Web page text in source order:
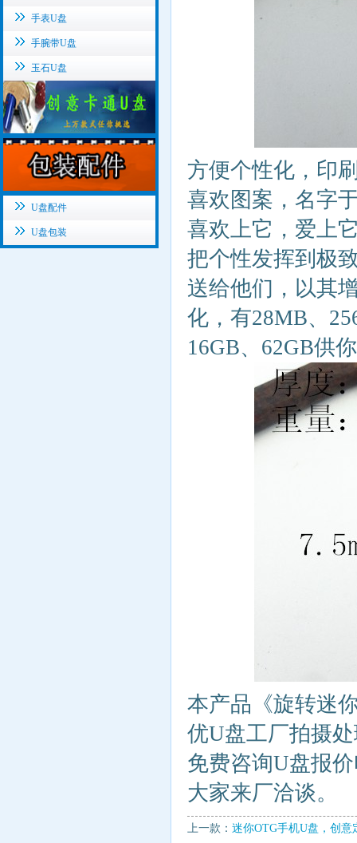
方便个性化，印
喜欢图案，名字
喜欢上它，爱上
把个性发挥到极
送给他们，以其
化，有28MB、
16GB、62GB供
本产品《旋转迷
优U盘工厂拍摄
免费咨询U盘报价
大家来厂洽谈。
上一款： 迷你OTG手机U盘，创意
手表U盘
手腕带U盘
玉石U盘
U盘配件
U盘包装